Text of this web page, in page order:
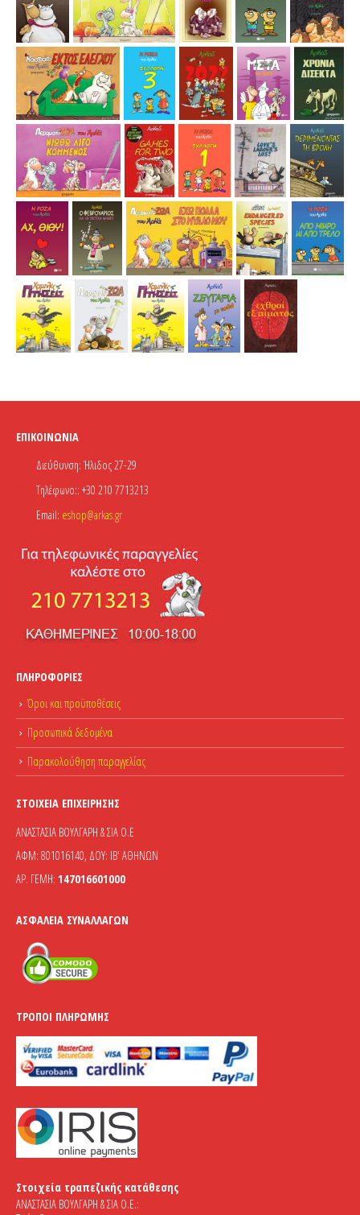
ΕΠΙΚΟΙΝΩΝΊΑ
Διεύθυνση: Ήλιδος 27-29
Τηλέφωνο:: +30 210 7713213
Email: eshop@arkas.gr
ΠΛΗΡΟΦΟΡΊΕΣ
Όροι και προϋποθέσεις
Προσωπικά δεδομένα
Παρακολούθηση παραγγελίας
ΣΤΟΙΧΕΊΑ ΕΠΙΧΕΊΡΗΣΗΣ
ΑΝΑΣΤΑΣΙΑ ΒΟΥΛΓΑΡΗ & ΣΙΑ Ο.Ε
ΑΦΜ: 801016140, ΔΟΥ: ΙΒ' ΑΘΗΝΩΝ
ΑΡ. ΓΕΜΗ: 147016601000
ΑΣΦΆΛΕΙΑ ΣΥΝΑΛΛΑΓΏΝ
ΤΡΌΠΟΙ ΠΛΗΡΩΜΉΣ
Στοιχεία τραπεζικής κατάθεσης
ΑΝΑΣΤΑΣΙΑ ΒΟΥΛΓΑΡΗ & ΣΙΑ Ο.Ε.: